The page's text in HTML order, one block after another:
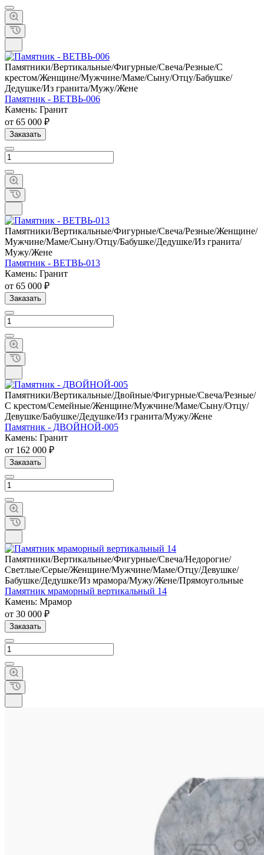
Памятники/Вертикальные/Фигурные/Свеча/Резные/С
крестом/Женщине/Мужчине/Маме/Сыну/Отцу/Бабушке/
Дедушке/Из гранита/Мужу/Жене
Памятник - ВЕТВЬ-006
Камень: Гранит
от 65 000 ₽
Заказать
Памятники/Вертикальные/Фигурные/Свеча/Резные/Женщине/
Мужчине/Маме/Сыну/Отцу/Бабушке/Дедушке/Из гранита/
Мужу/Жене
Памятник - ВЕТВЬ-013
Камень: Гранит
от 65 000 ₽
Заказать
Памятники/Вертикальные/Двойные/Фигурные/Свеча/Резные/
С крестом/Семейные/Женщине/Мужчине/Маме/Сыну/Отцу/
Девушке/Бабушке/Дедушке/Из гранита/Мужу/Жене
Памятник - ДВОЙНОЙ-005
Камень: Гранит
от 162 000 ₽
Заказать
Памятники/Вертикальные/Фигурные/Свеча/Недорогие/
Светлые/Серые/Женщине/Мужчине/Маме/Отцу/Девушке/
Бабушке/Дедушке/Из мрамора/Мужу/Жене/Прямоугольные
Памятник мраморный вертикальный 14
Камень: Мрамор
от 30 000 ₽
Заказать